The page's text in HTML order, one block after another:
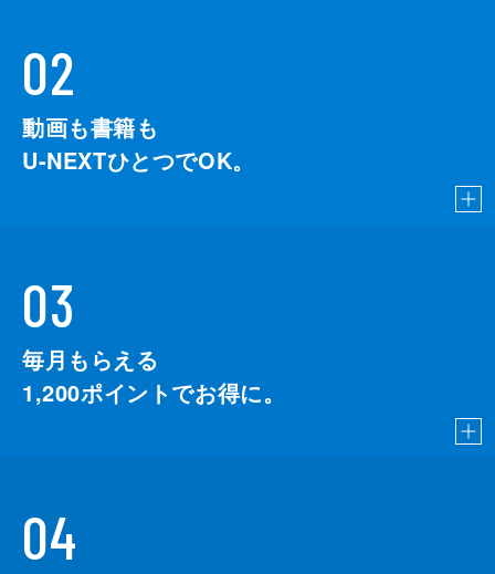
02
動画も書籍も
U-NEXTひとつでOK。
03
毎月もらえる
1,200ポイントでお得に。
04